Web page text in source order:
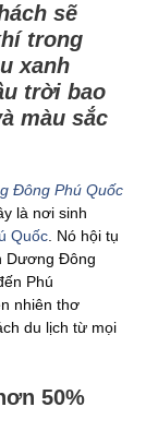
sẽ
trong
xanh
trời bao
màu sắc
Đông Phú Quốc
là nơi sinh
Quốc . Nó hội tụ
Dương Đông
Phú
nhiên thơ
du lịch từ mọi
50%